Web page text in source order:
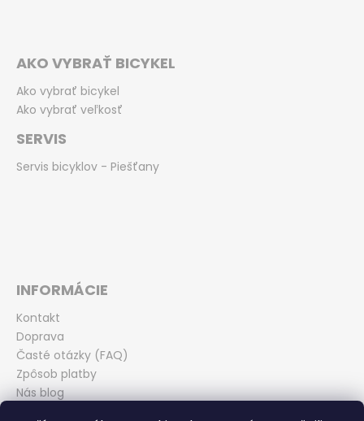
AKO VYBRAŤ BICYKEL
Ako vybrať bicykel
Ako vybrať veľkosť
SERVIS
Servis bicyklov - Piešťany
INFORMÁCIE
Kontakt
Doprava
Časté otázky (FAQ)
Zpôsob platby
Nás blog